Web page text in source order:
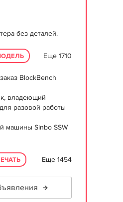
без деталей.
Еще 1710
BlockBench
владеющий
разовой работы
машины Sinbo SSW
Еще 1454